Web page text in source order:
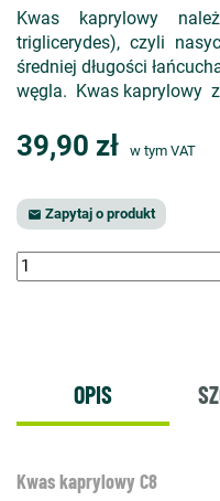
Kwas kaprylowy
triglicerydes), czyli
średniej długości
węgla. Kwas kaprylowy
39,90 zł w tym VAT
 Zapytaj o produkt
OPIS
Kwas kaprylowy C8